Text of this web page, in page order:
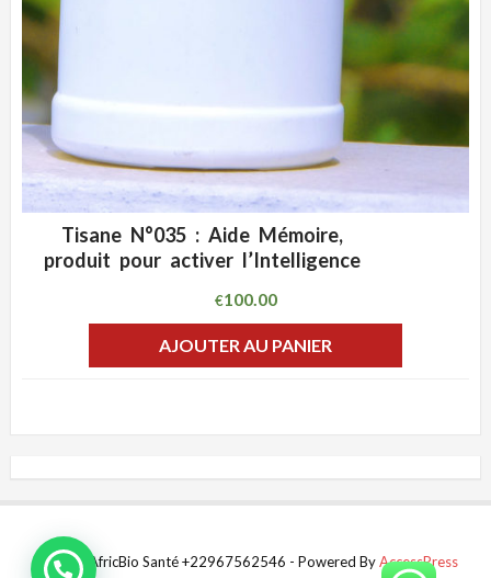
ADD WISHLIST
Tisane N°035 : Aide Mémoire,
produit pour activer l’Intelligence
€100.00
AJOUTER AU PANIER
© 2021 AfricBio Santé +22967562546 - Powered ByAccessPress